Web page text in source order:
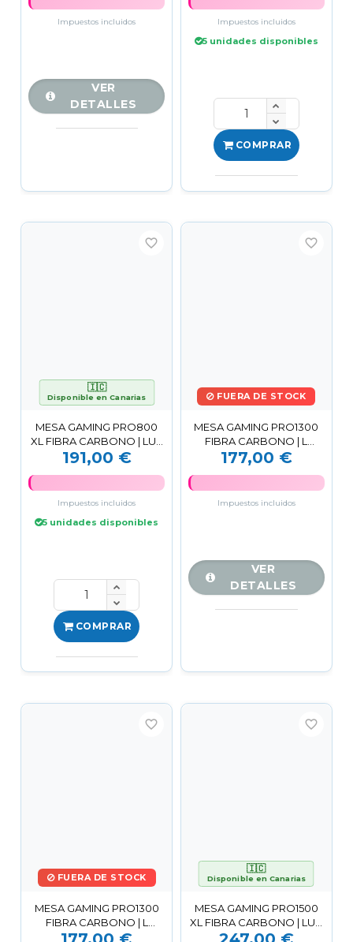
Impuestos incluidos
VER
DETALLES
Impuestos incluidos
5 unidades disponibles
COMPRAR
🇮🇨
Disponible en Canarias
favorite_border
MESA GAMING PRO800
XL FIBRA CARBONO | LUZ
RGB | ALFOMBRILLA
140CM...
191,00 €
Impuestos incluidos
5 unidades disponibles
COMPRAR
FUERA DE STOCK
favorite_border
MESA GAMING PRO1300
FIBRA CARBONO | L
DERECHA | ALFOMBRILLA
80X30CM...
177,00 €
Impuestos incluidos
VER
DETALLES
FUERA DE STOCK
favorite_border
MESA GAMING PRO1300
FIBRA CARBONO | L
IZQUIERDA |
🇮🇨
Disponible en Canarias
favorite_border
MESA GAMING PRO1500
XL FIBRA CARBONO | LUZ
RGB SOUND MUVIP